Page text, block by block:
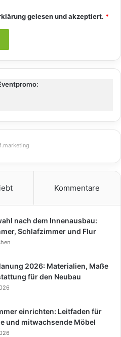
gelesen und akzeptiert. *
Kommentare
nach dem Innenausbau:
Schlafzimmer und Flur
2026: Materialien, Maße
für den Neubau
einrichten: Leitfaden für
und mitwachsende Möbel